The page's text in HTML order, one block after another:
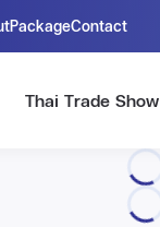
PackageContact
Thai Trade Show